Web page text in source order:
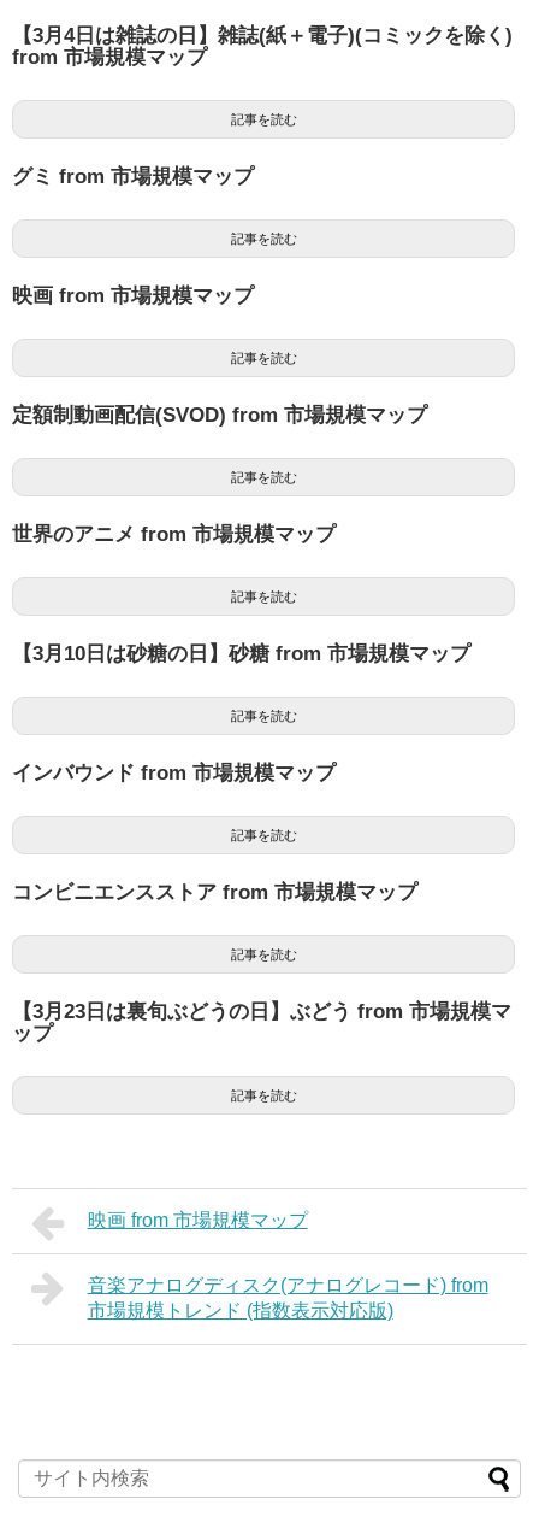
【3月4日は雑誌の日】雑誌(紙＋電子)(コミックを除く)
from 市場規模マップ
記事を読む
グミ from 市場規模マップ
記事を読む
映画 from 市場規模マップ
記事を読む
定額制動画配信(SVOD) from 市場規模マップ
記事を読む
世界のアニメ from 市場規模マップ
記事を読む
【3月10日は砂糖の日】砂糖 from 市場規模マップ
記事を読む
インバウンド from 市場規模マップ
記事を読む
コンビニエンスストア from 市場規模マップ
記事を読む
【3月23日は裏旬ぶどうの日】ぶどう from 市場規模マ
ップ
記事を読む
映画 from 市場規模マップ
音楽アナログディスク(アナログレコード) from
市場規模トレンド (指数表示対応版)